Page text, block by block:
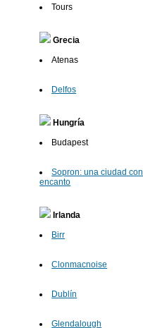
Tours
Grecia
Atenas
Delfos
Hungría
Budapest
Sopron: una ciudad con
encanto
Irlanda
Birr
Clonmacnoise
Dublín
Glendalough